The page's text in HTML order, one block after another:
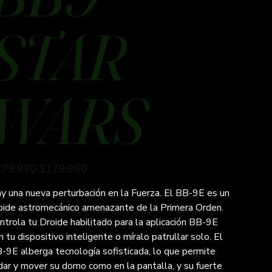
Precio
de
$179.990
una nueva perturbación en la Fuerza. El BB-9E es un
astromecánico amenazante de la Primera Orden.
tu Droide habilitado para la aplicación BB-9E
tu dispositivo inteligente o míralo patrullar solo. El
9E alberga tecnología sofisticada, lo que permite
y mover su domo como en la pantalla, y su fuerte